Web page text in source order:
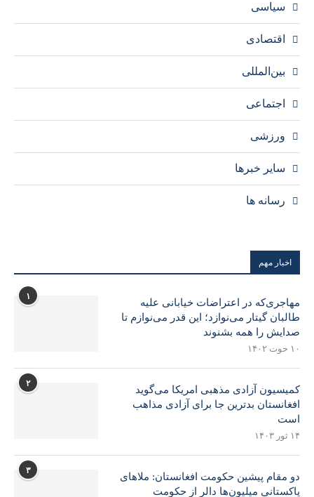
سیاسی
اقتصادی
بین‌المللی
اجتماعی
ورزشی
سایر خبرها
رسانه ها
اخبار مهم
۱
مهاجری‌که در اعتراضات خیابانی علیه
طالبان گیتار می‌نوازد؛ این قدر می‌نوازم تا
صدایش را همه بشنوند
۱۰ حوت ۱۴۰۲
۲
کمیسیون آزادی مذهبی امریکا می‌گوید
افغانستان بدترین جا برای آزادی مذاهب
است
۱۴ ثور ۱۴۰۳
۳
دو مقام پیشین حکومت افغانستان: ملاهای
پاکستانی میلیون‌ها دالر از حکومت